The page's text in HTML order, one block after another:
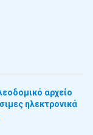
αρχείο
ηλεκτρονικά